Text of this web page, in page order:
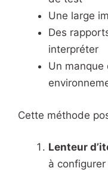
Une large
Des
interpréter
Un manque
Cette méthode
Lenteur
à configurer